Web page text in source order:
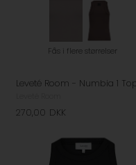
Fås i flere størrelser
270,00 DKK